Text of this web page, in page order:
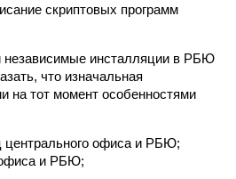
скриптовых программ
независимые инсталляции в РБЮ
что изначальная
на тот момент особенностями
центрального офиса и РБЮ;
офиса и РБЮ;